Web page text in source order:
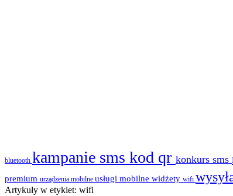
bluetooth kampanie sms kod qr konkurs sms
premium urządzenia mobilne usługi mobilne widżety wifi
Artykuły w etykiet: wifi